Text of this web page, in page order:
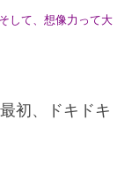
そして、想像力って大
初、ドキドキ